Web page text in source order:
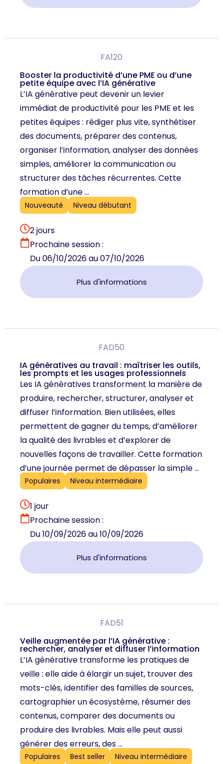
FA120
Booster la productivité d’une PME ou d’une
petite équipe avec l’IA générative
L’IA générative peut devenir un levier
immédiat de productivité pour les PME et les
petites équipes : rédiger plus vite, synthétiser
des documents, préparer des contenus,
organiser l’information, analyser des données
simples, améliorer la communication ou
structurer des tâches récurrentes. Cette
formation d’une ...
Nouveauté Niveau débutant
2 jours
Prochaine session :
Du 06/10/2026 au 07/10/2026
Plus d'informations
FAD50
IA génératives au travail : maîtriser les outils,
les prompts et les usages professionnels
Les IA génératives transforment la manière de
produire, rechercher, structurer, analyser et
diffuser l’information. Bien utilisées, elles
permettent de gagner du temps, d’améliorer
la qualité des livrables et d’explorer de
nouvelles façons de travailler. Cette formation
d’une journée permet de dépasser la simple ...
Populaires Niveau intermédiaire
1 jour
Prochaine session :
Du 10/09/2026 au 10/09/2026
Plus d'informations
FAD51
Veille augmentée par l’IA générative :
rechercher, analyser et diffuser l’information
L’IA générative transforme les pratiques de
veille : elle aide à élargir un sujet, trouver des
mots-clés, identifier des familles de sources,
cartographier un écosystème, résumer des
contenus, comparer des documents ou
produire des livrables. Mais elle peut aussi
générer des erreurs, des ...
Populaires Best seller Niveau intermédiaire